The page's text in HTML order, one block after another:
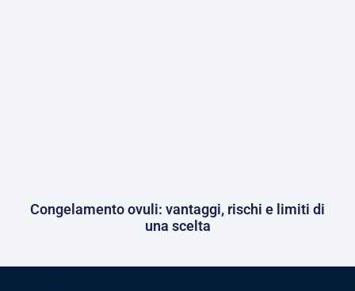
Congelamento ovuli: vantaggi, rischi e limiti di
una scelta